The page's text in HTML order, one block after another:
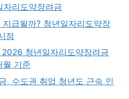
자리도약장려금
급될까? 청년일자리도약장
점
청년일자리도약장려금
월 기준
, 수도권 취업 청년도 근속 인